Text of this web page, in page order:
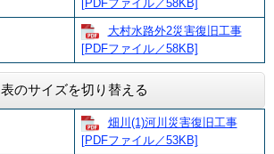
[PDFファイル／58KB]
大村水路外2災害復旧工事
[PDFファイル／58KB]
表のサイズを切り替える
畑川(1)河川災害復旧工事
[PDFファイル／53KB]